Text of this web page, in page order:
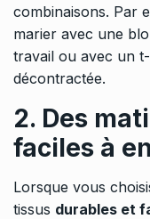
combinaisons. Par
marier avec une
travail ou avec un
décontractée.
2. Des
faciles à
Lorsque vous
tissus durables et